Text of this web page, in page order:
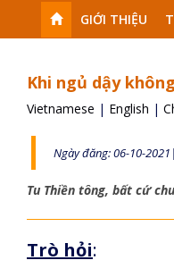
GIỚI THIỆU
Khi ngủ dậy
Vietnamese | English |
Ngày đăng: 06-10-
Tu Thiền tông, bất cứ
Trò hỏi: